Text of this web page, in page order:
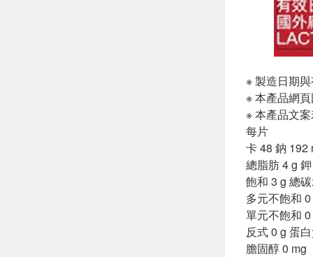
※ 製造日期
※ 本產品網
※ 本產品文
每片
卡 48 鈉 192
總脂肪 4 g
飽和 3 g 總
多元不飽和
單元不飽和
反式 0 g 蛋
膽固醇 0 mg